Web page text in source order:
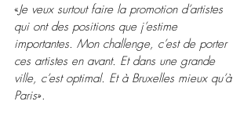
«Je veux surtout faire la promotion d’artistes
qui ont des positions que j’estime
importantes. Mon challenge, c’est de porter
ces artistes en avant. Et dans une grande
ville, c’est optimal. Et à Bruxelles mieux qu’à
Paris».